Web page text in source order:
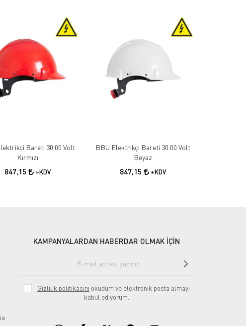
Bareti 30.00 Volt
Kırmızı
847,15 +KDV
BBU Elektrikçi Bareti 30.00 Volt
Beyaz
847,15 +KDV
KAMPANYALARDAN HABERDAR OLMAK İÇİN
Gizlilik politikasını okudum ve elektronik posta almayı
kabul ediyorum.